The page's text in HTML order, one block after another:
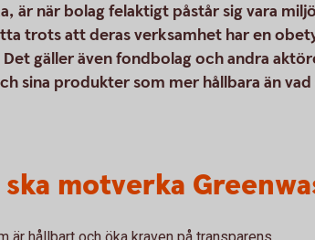
är när bolag felaktigt påstår sig vara
trots att deras verksamhet har en
gäller även fondbolag och andra
sina produkter som mer hållbara än vad
motverka